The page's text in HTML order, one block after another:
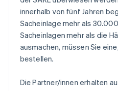
innerhalb von fünf Jahren
Sacheinlage mehr als
Sacheinlagen mehr als die
ausmachen, müssen Sie
bestellen.
Die Partner/innen erhalten